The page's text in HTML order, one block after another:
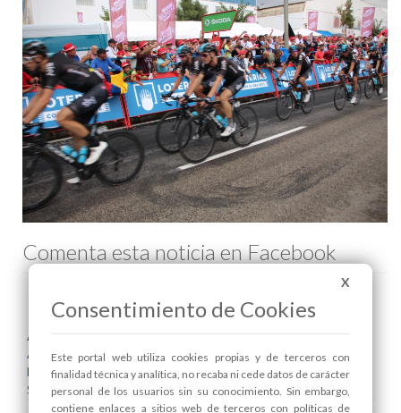
Comenta esta noticia en Facebook
Areas relacionadas:
Alcaldía
Deportes
Seguridad y Protección Ciudadana
X
Consentimiento de Cookies
Este portal web utiliza cookies propias y de terceros con
finalidad técnica y analítica, no recaba ni cede datos de carácter
personal de los usuarios sin su conocimiento. Sin embargo,
contiene enlaces a sitios web de terceros con políticas de